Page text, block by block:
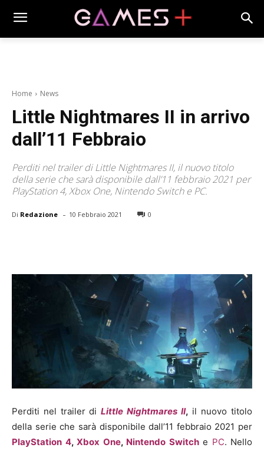
Home News
Little Nightmares II in arrivo
dall’11 Febbraio
Perditi nel trailer di Little Nightmares II, il nuovo titolo
della serie che sarà disponibile dall’11 febbraio 2021 per
PlayStation 4, Xbox One, Nintendo Switch e PC.
Di Redazione - 10 Febbraio 2021 0
Perditi nel trailer diLittle Nightmares II, il nuovo titolo
della serie che sarà disponibile dall’11 febbraio 2021 per
PlayStation 4, Xbox One, Nintendo Switche PC. Nello